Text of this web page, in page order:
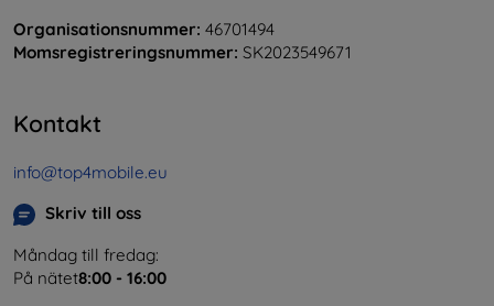
Organisationsnummer: 46701494
Momsregistreringsnummer: SK2023549671
Kontakt
info@top4mobile.eu
Skriv till oss
Måndag till fredag:
På nätet8:00 - 16:00